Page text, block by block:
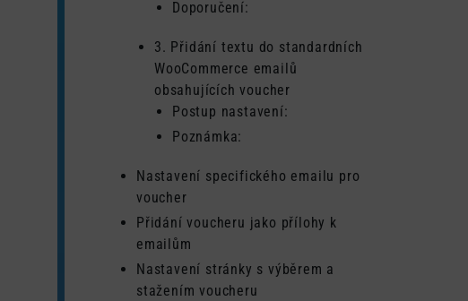
Doporučení:
3. Přidání textu do standardních
WooCommerce emailů
obsahujících voucher
Postup nastavení:
Poznámka:
Nastavení specifického emailu pro
voucher
Přidání voucheru jako přílohy k
emailům
Nastavení stránky s výběrem a
stažením voucheru